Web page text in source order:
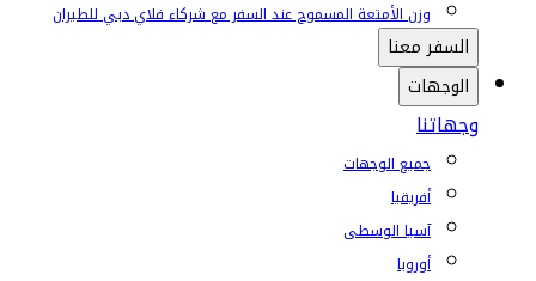
وزن الأمتعة المسموح عند السفر مع شركاء فلاي دبي للطيران
السفر معنا
الوجهات
وجهاتنا
جميع الوجهات
أفريقيا
آسيا الوسطى
أوروبا